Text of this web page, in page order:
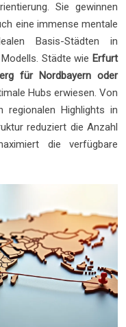
Sie gewinnen
eine immense mentale
Basis-Städten in
Städte wie Erfurt
für Nordbayern oder
Hubs erwiesen. Von
Highlights in
reduziert die Anzahl
die verfügbare